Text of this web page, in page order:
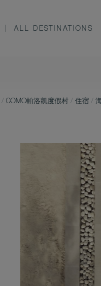
ALL DESTINATIONS
/ COMO帕洛凯度假村 / 住宿 /